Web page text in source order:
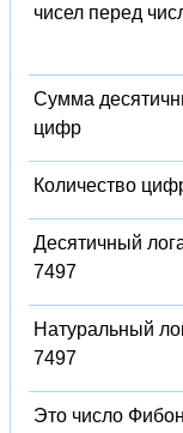
чисел перед
Сумма
цифр
Количество
Десятичный
7497
Натуральный
7497
Это число